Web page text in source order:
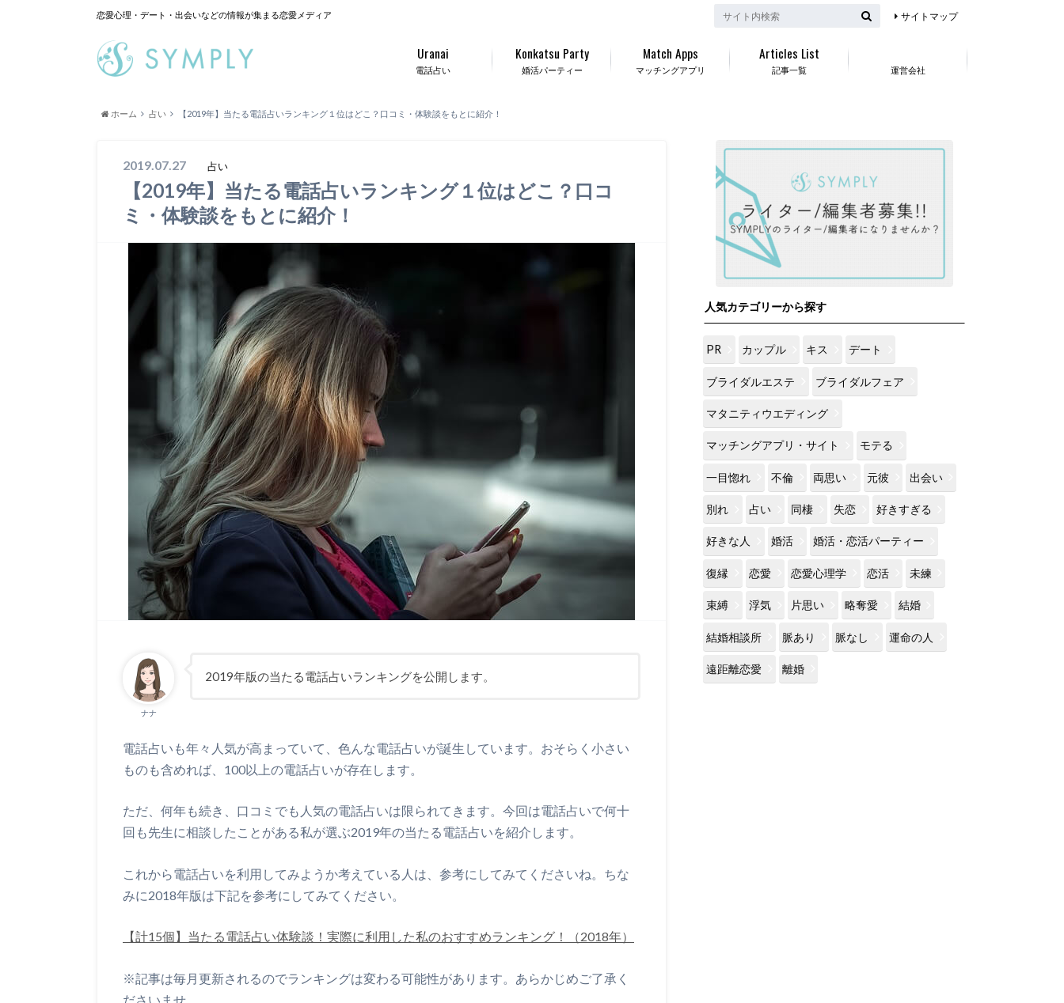
恋愛心理・デート・出会いなどの情報が集まる恋愛メディア サイトマップ
電話占い
Uranai
婚活パーティー
Konkatsu Party
マッチングアプリ
Match Apps
記事一覧
Articles List
運営会社
ホーム 占い 【2019年】当たる電話占いランキング１位はどこ？口コミ・体験談をもとに紹介！
2019.07.27 占い
【2019年】当たる電話占いランキング１位はどこ？口コ
ミ・体験談をもとに紹介！
ナナ
2019年版の当たる電話占いランキングを公開します。
電話占いも年々人気が高まっていて、色んな電話占いが誕生しています。おそらく小さい
ものも含めれば、100以上の電話占いが存在します。
ただ、何年も続き、口コミでも人気の電話占いは限られてきます。今回は電話占いで何十
回も先生に相談したことがある私が選ぶ2019年の当たる電話占いを紹介します。
これから電話占いを利用してみようか考えている人は、参考にしてみてくださいね。ちな
みに2018年版は下記を参考にしてみてください。
【計15個】当たる電話占い体験談！実際に利用した私のおすすめランキング！（2018年）
※記事は毎月更新されるのでランキングは変わる可能性があります。あらかじめご了承く
ださいませ。
人気カテゴリーから探す
PR カップル キス デート
ブライダルエステ ブライダルフェア
マタニティウエディング
マッチングアプリ・サイト モテる
一目惚れ 不倫 両思い 元彼 出会い
別れ 占い 同棲 失恋 好きすぎる
好きな人 婚活 婚活・恋活パーティー
復縁 恋愛 恋愛心理学 恋活 未練
束縛 浮気 片思い 略奪愛 結婚
結婚相談所 脈あり 脈なし 運命の人
遠距離恋愛 離婚